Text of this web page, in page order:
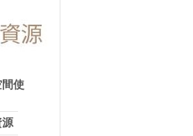
間使
源